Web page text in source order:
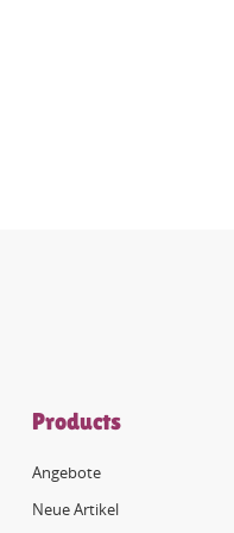
Products
Angebote
Neue Artikel